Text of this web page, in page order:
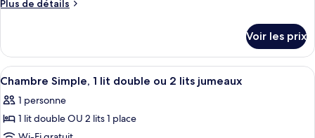
de
Chambre
Double,
1
lit
double
ou
Plus de détails
Plus
le
type
de
Chambre
Double,
Voir les prix
Afficher
toutes
les
photos
Une chambre à coucher
6
Chambre Simple, 1 lit double ou 2 lits jumeaux
1 personne
1 lit double OU 2 lits 1 place